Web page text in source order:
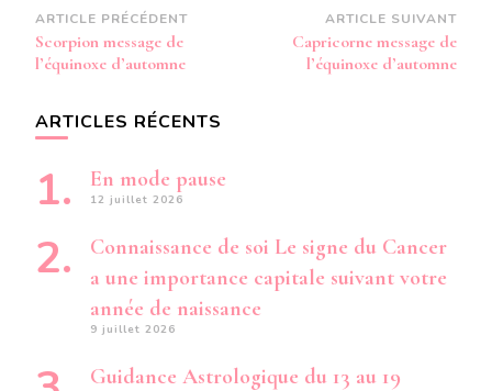
Navigation
d’article
ARTICLE PRÉCÉDENT
Scorpion message de
l’équinoxe d’automne
ARTICLE SUIVANT
Capricorne message de
l’équinoxe d’automne
ARTICLES RÉCENTS
En mode pause
12 juillet 2026
Connaissance de soi Le signe du Cancer
a une importance capitale suivant votre
année de naissance
9 juillet 2026
Guidance Astrologique du 13 au 19